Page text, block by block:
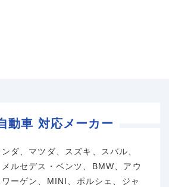
動車 対応メーカー
ダ、マツダ、スズキ、スバル、
ルセデス・ベンツ、BMW、アウ
ーゲン、MINI、ポルシェ、ジャ